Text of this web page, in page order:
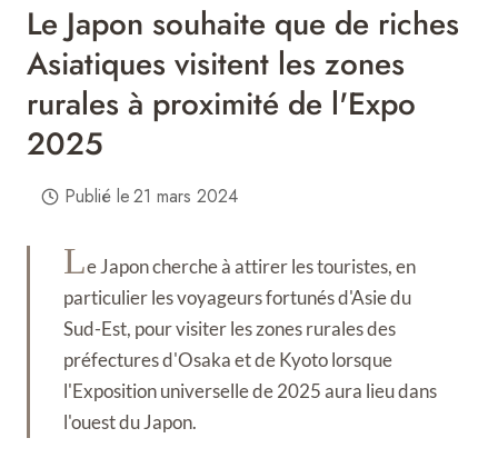
Le Japon souhaite que de riches
Asiatiques visitent les zones
rurales à proximité de l'Expo
2025
Publié le21 mars 2024
Le Japon cherche à attirer les touristes, en
particulier les voyageurs fortunés d'Asie du
Sud-Est, pour visiter les zones rurales des
préfectures d'Osaka et de Kyoto lorsque
l'Exposition universelle de 2025 aura lieu dans
l'ouest du Japon.